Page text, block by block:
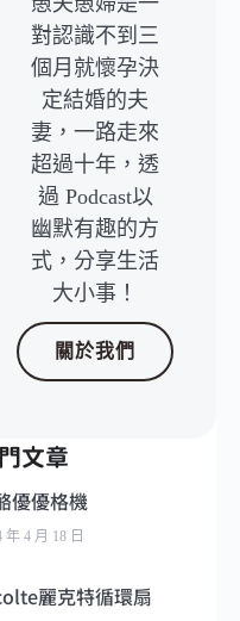
對認識不到三
個月就懷孕決
定結婚的夫
妻，一路走來
超過十年，透
過 Podcast以
幽默有趣的方
式，分享生活
大小事！
關於我們
文章
優優格機
年 4 月 18 日
麗克特循環扇